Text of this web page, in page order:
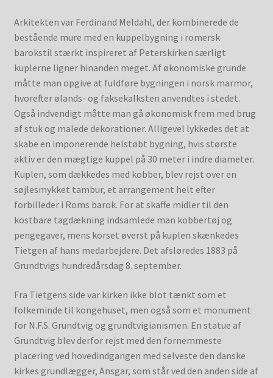
Arkitekten var Ferdinand Meldahl, der kombinerede de
bestående mure med en kuppelbygning i romersk
barokstil stærkt inspireret af Peterskirken særligt
kuplerne ligner hinanden meget. Af økonomiske grunde
måtte man opgive at fuldføre bygningen i norsk marmor,
hvorefter ølands- og faksekalksten anvendtes i stedet.
Også indvendigt måtte man gå økonomisk frem med brug
af stuk og malede dekorationer. Alligevel lykkedes det at
skabe en imponerende helstøbt bygning, hvis største
aktiv er den mægtige kuppel på 30 meter i indre diameter.
Kuplen, som dækkedes med kobber, blev rejst over en
søjlesmykket tambur, et arrangement helt efter
forbilleder i Roms barok. For at skaffe midler til den
kostbare tagdækning indsamlede man kobbertøj og
pengegaver, mens korset øverst på kuplen skænkedes
Tietgen af hans medarbejdere. Det afsløredes 1883 på
Grundtvigs hundredårsdag 8. september.
Fra Tietgens side var kirken ikke blot tænkt som et
folkeminde til kongehuset, men også som et monument
for N.F.S. Grundtvig og grundtvigianismen. En statue af
Grundtvig blev derfor rejst med den fornemmeste
placering ved hovedindgangen med selveste den danske
kirkes grundlægger, Ansgar, som står ved den anden side af